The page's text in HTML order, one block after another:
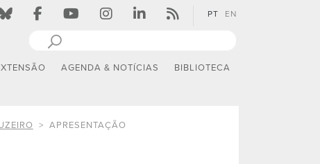
PT EN
AGENDA & NOTÍCIAS BIBLIOTECA
APRESENTAÇÃO